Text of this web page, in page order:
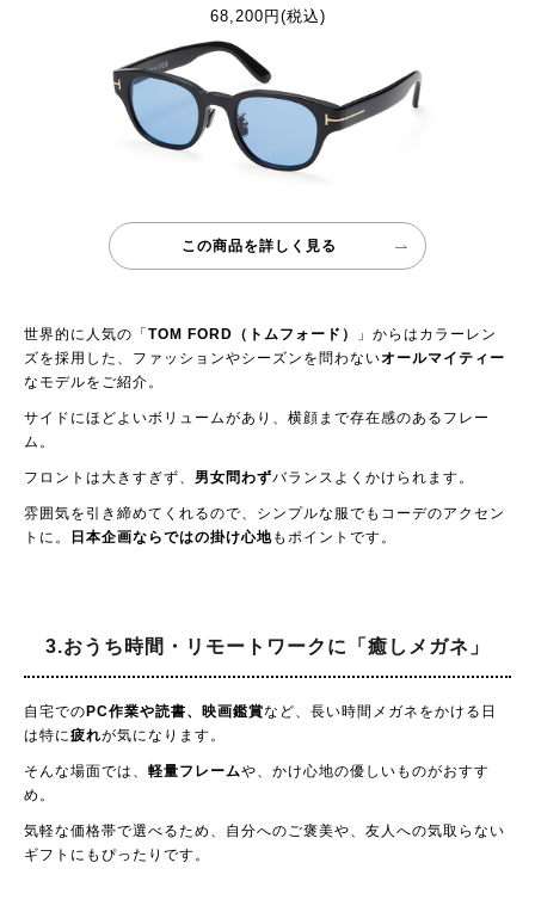
68,200円(税込)
この商品を詳しく見る
世界的に人気の「 TOM FORD（トムフォード）
」からはカラーレン
ズを採用した、ファッションやシーズンを問わないオールマイティー
なモデルをご紹介。
サイドにほどよいボリュームがあり、横顔まで存在感のあるフレー
ム。
フロントは大きすぎず、 男女問わずバランスよくかけられます。
雰囲気を引き締めてくれるので、シンプルな服でもコーデのアクセン
トに。
日本企画ならではの掛け心地もポイントです。
3.おうち時間・リモートワークに 「癒しメガネ」
自宅での PC作業や読書、映画鑑賞など、長い時間メガネをかける日
は特に疲れが気になります。
そんな場面では、 軽量フレームや、かけ心地の優しいものがおすす
め。
気軽な価格帯で選べるため、自分へのご褒美や、友人への気取らない
ギフトにもぴったりです。